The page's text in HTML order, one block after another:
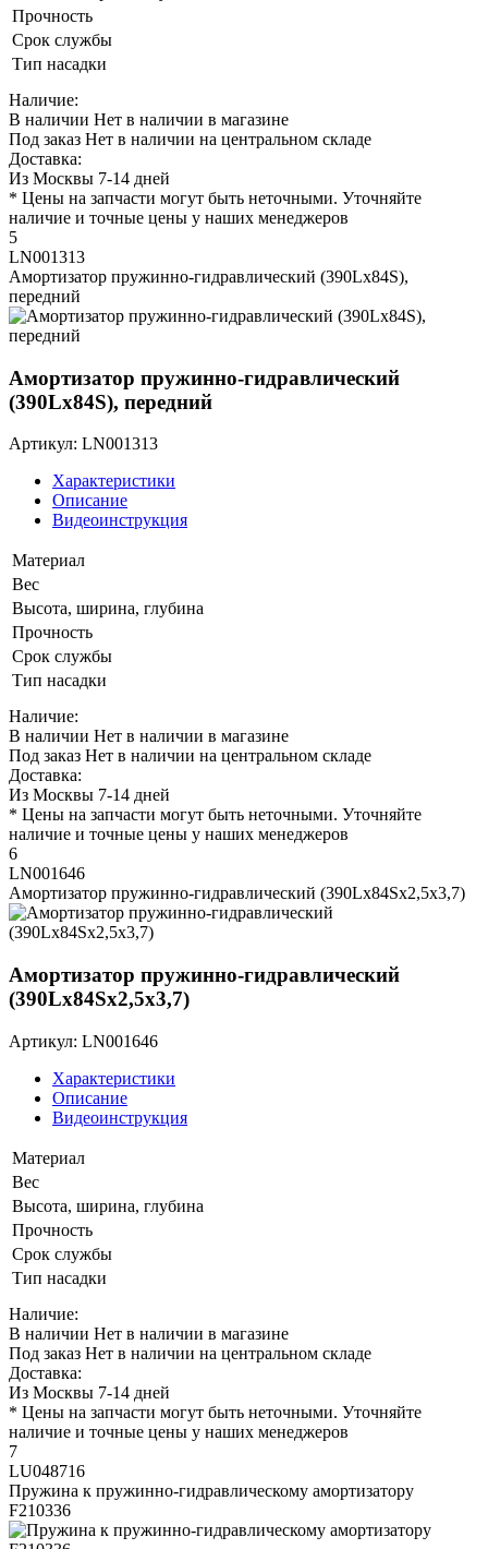
Прочность
Срок службы
Тип насадки
Наличие:
В наличии Нет в наличии в магазине
Под заказ Нет в наличии на центральном складе
Доставка:
Из Москвы 7-14 дней
* Цены на запчасти могут быть неточными. Уточняйте
наличие и точные цены у наших менеджеров
5
LN001313
Амортизатор пружинно-гидравлический (390Lх84S),
передний
Амортизатор пружинно-гидравлический
(390Lх84S), передний
Артикул: LN001313
Характеристики
Описание
Видеоинструкция
Материал
Вес
Высота, ширина, глубина
Прочность
Срок службы
Тип насадки
Наличие:
В наличии Нет в наличии в магазине
Под заказ Нет в наличии на центральном складе
Доставка:
Из Москвы 7-14 дней
* Цены на запчасти могут быть неточными. Уточняйте
наличие и точные цены у наших менеджеров
6
LN001646
Амортизатор пружинно-гидравлический (390Lx84Sx2,5x3,7)
Амортизатор пружинно-гидравлический
(390Lx84Sx2,5x3,7)
Артикул: LN001646
Характеристики
Описание
Видеоинструкция
Материал
Вес
Высота, ширина, глубина
Прочность
Срок службы
Тип насадки
Наличие:
В наличии Нет в наличии в магазине
Под заказ Нет в наличии на центральном складе
Доставка:
Из Москвы 7-14 дней
* Цены на запчасти могут быть неточными. Уточняйте
наличие и точные цены у наших менеджеров
7
LU048716
Пружина к пружинно-гидравлическому амортизатору
F210336